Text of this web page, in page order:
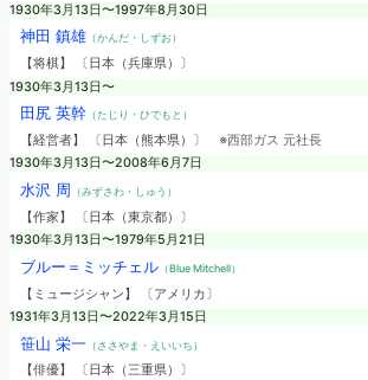
1930年3月13日〜1997年8月30日
神田 鎮雄（かんだ・しずお）
【将棋】 〔日本（兵庫県）〕
1930年3月13日〜
田尻 英幹（たじり・ひでもと）
【経営者】 〔日本（熊本県）〕 ※西部ガス 元社長
1930年3月13日〜2008年6月7日
水沢 周 （みずさわ・しゅう）
【作家】 〔日本（東京都）〕
1930年3月13日〜1979年5月21日
ブルー＝ミッチェル（Blue Mitchell）
【ミュージシャン】 〔アメリカ〕
1931年3月13日〜2022年3月15日
笹山 栄一（ささやま・えいいち）
【俳優】 〔日本（三重県）〕